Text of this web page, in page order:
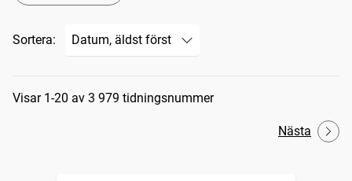
Sortera:
Sökresultat
Visar 1-20 av 3 979 tidningsnummer
Nästa